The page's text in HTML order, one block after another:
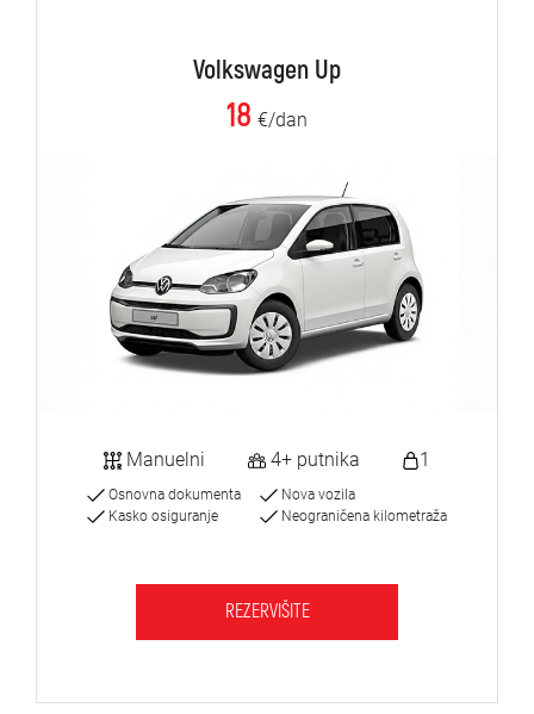
Volkswagen Up
18 €/dan
Manuelni 4+ putnika 1
Osnovna dokumenta
Kasko osiguranje
Nova vozila
Neograničena kilometraža
REZERVIŠITE